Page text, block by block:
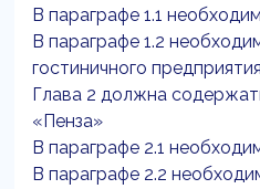
В параграфе 1.1
В параграфе 1.2
гостиничного предприятия
Глава 2 должна
«Пенза»
В параграфе 2.1
В параграфе 2.2